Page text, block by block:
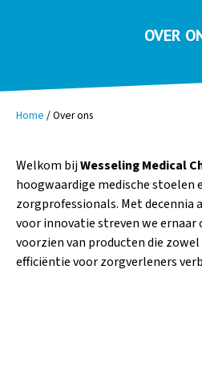
OVER
Home /Over ons
Welkom bijWesseling Medical
hoogwaardige medische stoelen
zorgprofessionals. Met decennia
voor innovatie streven we ernaar
voorzien van producten die
efficiëntie voor zorgverleners